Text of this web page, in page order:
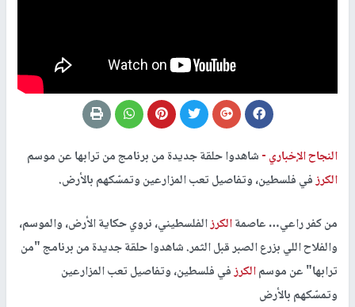
النجاح الإخباري -شاهدوا حلقة جديدة من برنامج من ترابها عن موسم
الكرزفي فلسطين، وتفاصيل تعب المزارعين وتمسّكهم بالأرض.
من كفر راعي… عاصمةالكرزالفلسطيني، نروي حكاية الأرض، والموسم،
والفلاح اللي بزرع الصبر قبل الثمر. شاهدوا حلقة جديدة من برنامج "من
ترابها" عن موسمالكرزفي فلسطين، وتفاصيل تعب المزارعين
وتمسّكهم بالأرض